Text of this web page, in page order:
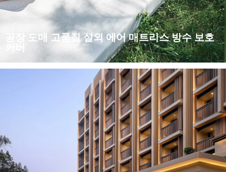
공장 도매 고품질 실외 에어 매트리스 방수 보호
야외 활동에 안심과 편안함을 더하기 위해 우리는 고품질의 실외
에어 매트리스 방수 커버를 특별히 소개합니다. 고품질의 방수 소
재를 사용하여 습기와 물을 효과적으로 차단하여 매트리스가 항